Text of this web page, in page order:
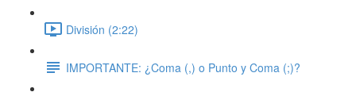
División (2:22)
IMPORTANTE: ¿Coma (,) o Punto y Coma (;)?